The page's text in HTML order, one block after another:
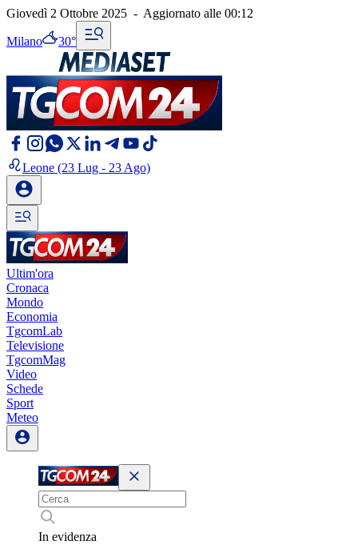
Giovedì 2 Ottobre 2025 - Aggiornato alle 00:12
Milano 30°
Leone (23 Lug - 23 Ago)
Ultim'ora
Cronaca
Mondo
Economia
TgcomLab
Televisione
TgcomMag
Video
Schede
Sport
Meteo
In evidenza